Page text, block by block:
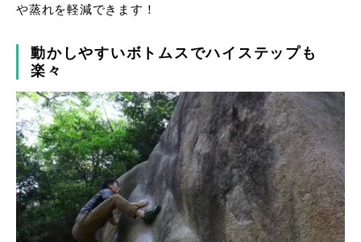
や蒸れを軽減できます！
動かしやすいボトムスでハイステップも
楽々